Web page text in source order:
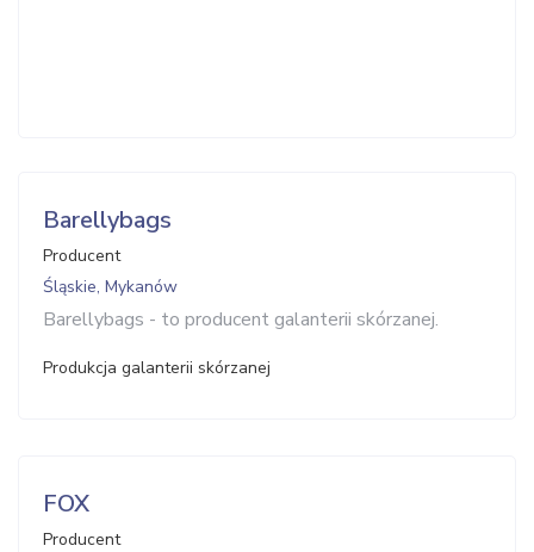
Barellybags
Producent
Śląskie, Mykanów
Barellybags - to producent galanterii skórzanej.
Produkcja galanterii skórzanej
FOX
Producent